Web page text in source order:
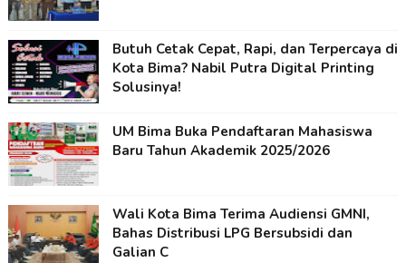
Butuh Cetak Cepat, Rapi, dan Terpercaya di
Kota Bima? Nabil Putra Digital Printing
Solusinya!
UM Bima Buka Pendaftaran Mahasiswa
Baru Tahun Akademik 2025/2026
Wali Kota Bima Terima Audiensi GMNI,
Bahas Distribusi LPG Bersubsidi dan
Galian C